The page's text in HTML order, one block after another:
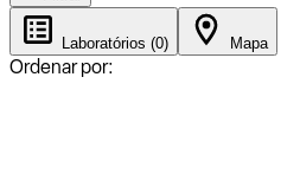
Laboratórios (0) Mapa
Ordenar por: